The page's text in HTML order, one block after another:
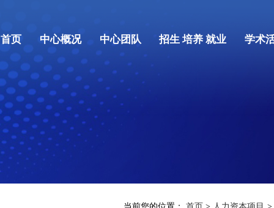
首页 中心概况 中心团队 招生 培养 就业 学术